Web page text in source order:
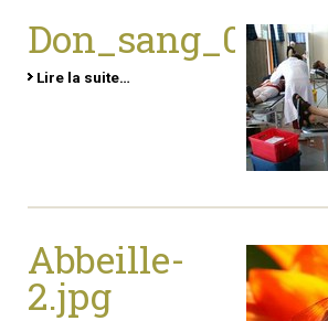
Don_sang_06.jpg
Lire la suite…
Abbeille-
2.jpg